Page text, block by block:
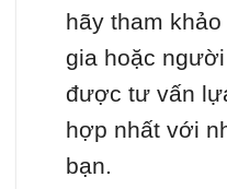
hãy tham
gia hoặc
được tư vấn
hợp nhất với
bạn.